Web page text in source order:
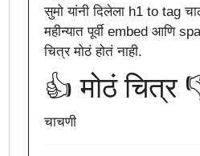
सुमो यांनी दिलेला h1 to tag
महीन्यात पूर्वी embed आणि
चित्र मोठं होतं नाही.
👍 मोठं चित्र
चाचणी